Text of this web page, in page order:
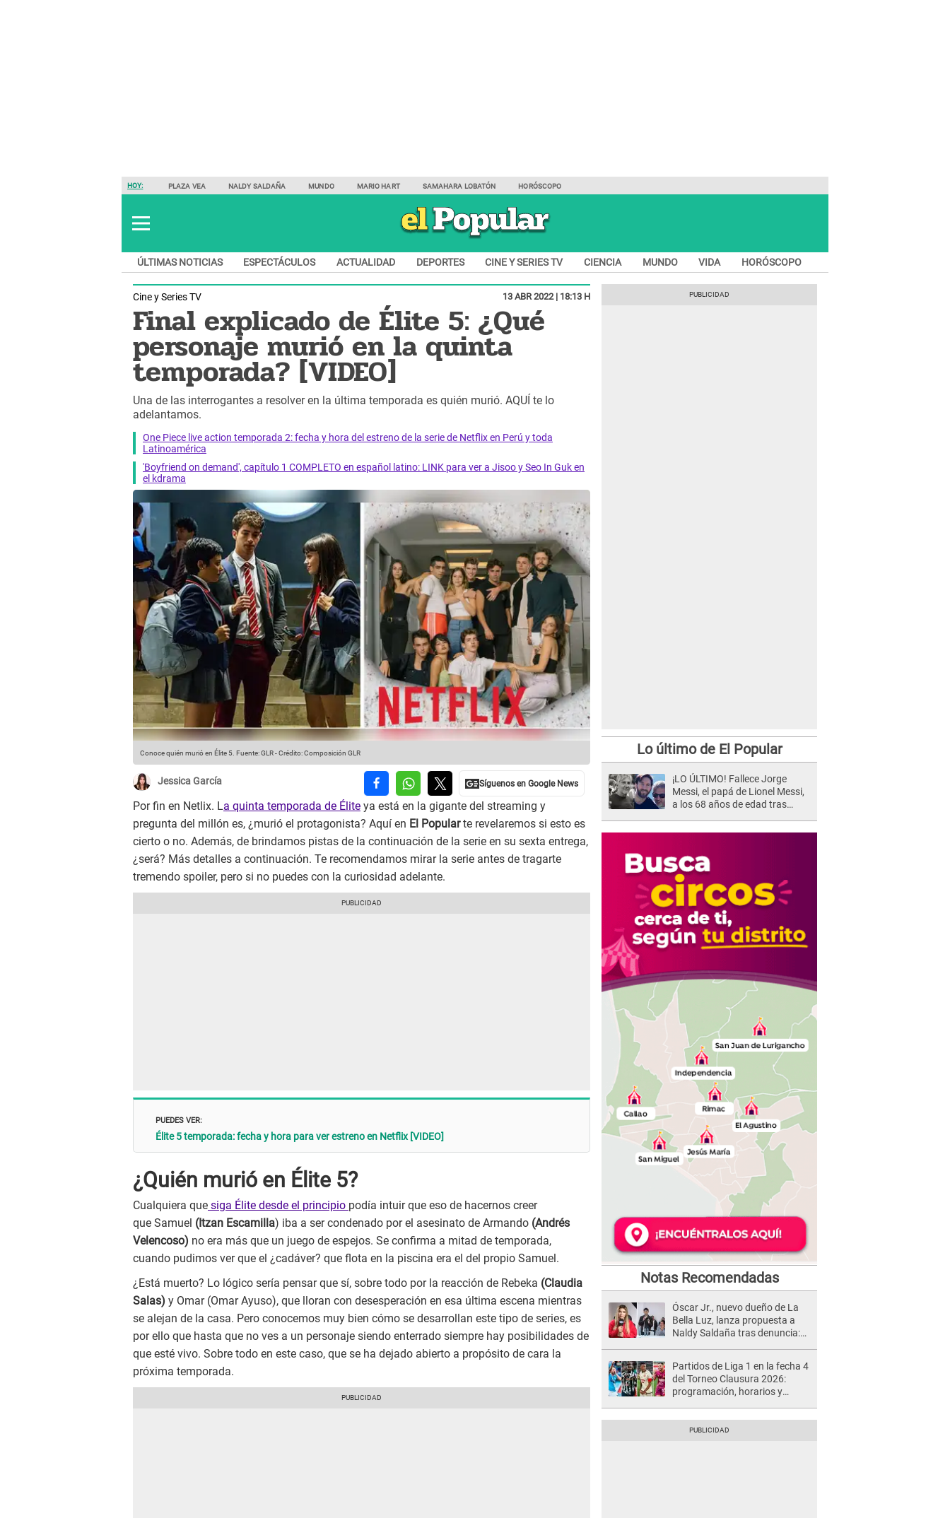
HOY: PLAZA VEA NALDY SALDAÑA MUNDO MARIO HART SAMAHARA LOBATÓN HORÓSCOPO
ÚLTIMAS NOTICIAS ESPECTÁCULOS ACTUALIDAD DEPORTES CINE Y SERIES TV CIENCIA MUNDO VIDA HORÓSCOPO
Cine y Series TV 13 ABR 2022 | 18:13 H
Final explicado de Élite 5: ¿Qué
personaje murió en la quinta
temporada? [VIDEO]
Una de las interrogantes a resolver en la última temporada es quién murió. AQUÍ te lo
adelantamos.
One Piece live action temporada 2: fecha y hora del estreno de la serie de Netflix en Perú y toda
Latinoamérica
'Boyfriend on demand', capítulo 1 COMPLETO en español latino: LINK para ver a Jisoo y Seo In Guk en
el kdrama
Conoce quién murió en Élite 5. Fuente: GLR-Crédito: Composición GLR
Jessica García
Por fin en Netlix. La quinta temporada de Élite ya está en la gigante del streaming y
pregunta del millón es, ¿murió el protagonista? Aquí en El Popularte revelaremos si esto es
cierto o no. Además, de brindamos pistas de la continuación de la serie en su sexta entrega,
¿será? Más detalles a continuación. Te recomendamos mirar la serie antes de tragarte
tremendo spoiler, pero si no puedes con la curiosidad adelante.
PUEDES VER:
Élite 5 temporada: fecha y hora para ver estreno en Netflix [VIDEO]
¿Quién murió en Élite 5?
Cualquiera que siga Élite desde el principio podía intuir que eso de hacernos creer
que Samuel (Itzan Escamilla) iba a ser condenado por el asesinato de Armando (Andrés
Velencoso) no era más que un juego de espejos. Se confirma a mitad de temporada,
cuando pudimos ver que el ¿cadáver? que flota en la piscina era el del propio Samuel.
¿Está muerto? Lo lógico sería pensar que sí, sobre todo por la reacción de Rebeka (Claudia
Salas) y Omar (Omar Ayuso), que lloran con desesperación en esa última escena mientras
se alejan de la casa. Pero conocemos muy bien cómo se desarrollan este tipo de series, es
por ello que hasta que no ves a un personaje siendo enterrado siempre hay posibilidades de
que esté vivo. Sobre todo en este caso, que se ha dejado abierto a propósito de cara la
próxima temporada.
Lo último de El Popular
¡LO ÚLTIMO! Fallece Jorge
Messi, el papá de Lionel Messi,
a los 68 años de edad tras
Notas Recomendadas
Óscar Jr., nuevo dueño de La
Bella Luz, lanza propuesta a
Naldy Saldaña tras denuncia:
Partidos de Liga 1 en la fecha 4
del Torneo Clausura 2026:
programación, horarios y